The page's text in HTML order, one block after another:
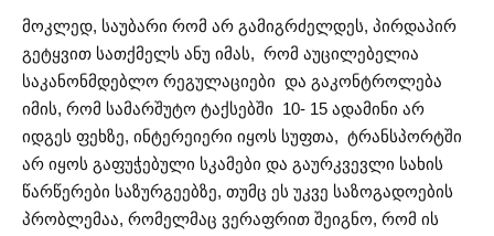
მოკლედ, საუბარი რომ არ გამიგრძელდეს, პირდაპირ
გეტყვით სათქმელს ანუ იმას, რომ აუცილებელია
საკანონმდებლო რეგულაციები და გაკონტროლება
იმის, რომ სამარშუტო ტაქსებში 10- 15 ადამინი არ
იდგეს ფეხზე, ინტერეიერი იყოს სუფთა, ტრანსპორტში
არ იყოს გაფუჭებული სკამები და გაურკვევლი სახის
წარწერები საზურგეებზე, თუმც ეს უკვე საზოგადოების
პრობლემაა, რომელმაც ვერაფრით შეიგნო, რომ ის